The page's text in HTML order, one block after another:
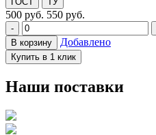
500 руб. 550 руб.
-
В корзину
Добавлено
Купить в 1 клик
Наши поставки